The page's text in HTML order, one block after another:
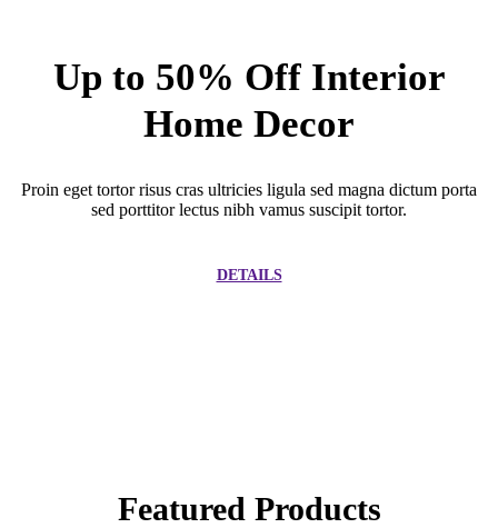
Up to 50% Off Interior
Home Decor
Proin eget tortor risus cras ultricies ligula sed magna dictum porta
sed porttitor lectus nibh vamus suscipit tortor.
DETAILS
Featured Products